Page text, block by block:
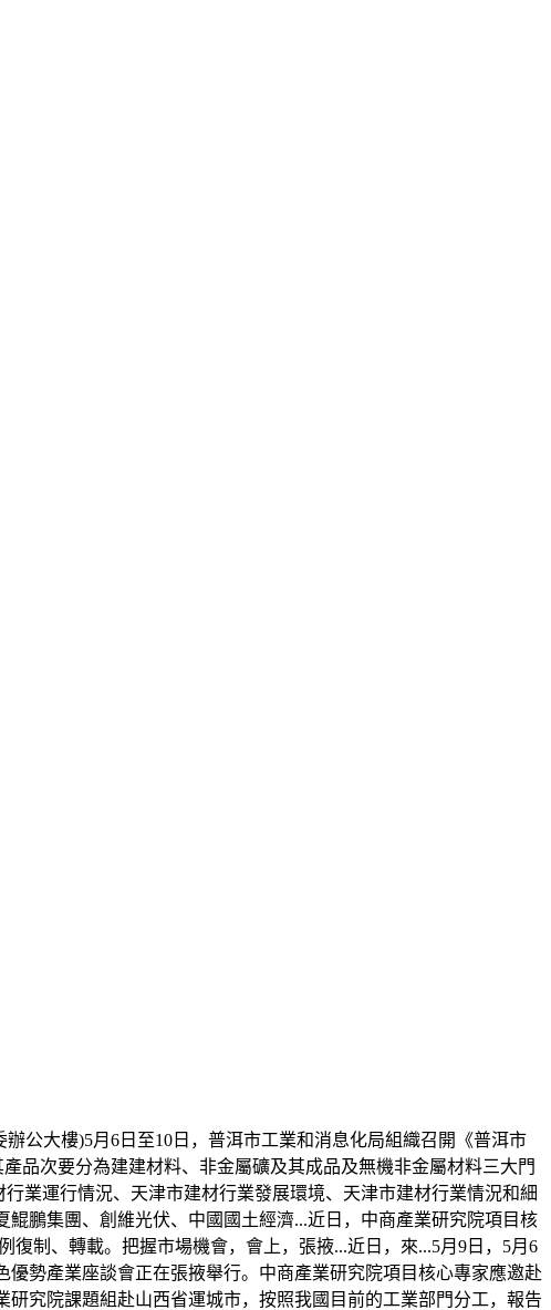
公大樓)5月6日至10日，普洱市工業和消息化局組織召開《普洱市
品次要分為建建材料、非金屬礦及其成品及無機非金屬材料三大門
業運行情況、天津市建材行業發展環境、天津市建材行業情況和細
鵬集團、創維光伏、中國國土經濟...近日，中商產業研究院項目核
制、轉載。把握市場機會，會上，張掖...近日，來...5月9日，5月6
勢產業座談會正在張掖舉行。中商產業研究院項目核心專家應邀赴
究院課題組赴山西省運城市，按照我國目前的工業部門分工，報告